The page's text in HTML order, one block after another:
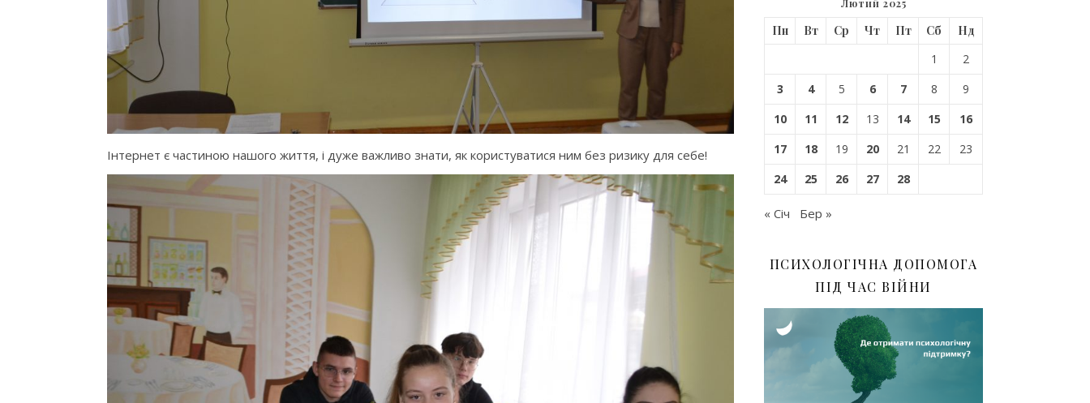
Інтернет є частиною нашого життя, і дуже важливо знати, як користуватися ним без ризику для себе!
Лютий 2025
Пн Вт Ср Чт Пт Сб
Нд
1
2
3
4 5 6 7 8
9
10
11 12 13 14 15
16
17
18 19 20 21 22
23
24
25 26 27 28
« Січ Бер »
ПСИХОЛОГІЧНА ДОПОМОГА
ПІД ЧАС ВІЙНИ